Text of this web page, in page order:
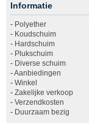
Informatie
- Polyether
- Koudschuim
- Hardschuim
- Plukschuim
- Diverse schuim
-Aanbiedingen
- Winkel
- Zakelijke verkoop
- Verzendkosten
- Duurzaam bezig